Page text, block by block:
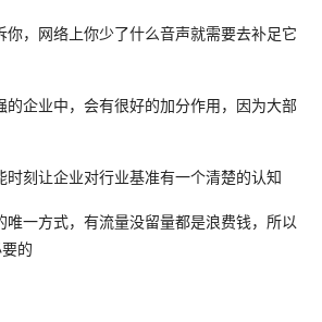
，网络上你少了什么音声就需要去补足它
的企业中，会有很好的加分作用，因为大部
刻让企业对行业基准有一个清楚的认知
一方式，有流量没留量都是浪费钱，所以
的